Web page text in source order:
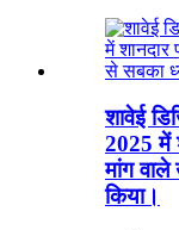
शावेई
2025 में
मांग वाले
किया।